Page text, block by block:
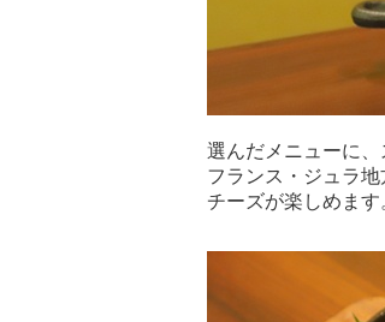
選んだメニューに
フランス・ジュラ
チーズが楽しめます